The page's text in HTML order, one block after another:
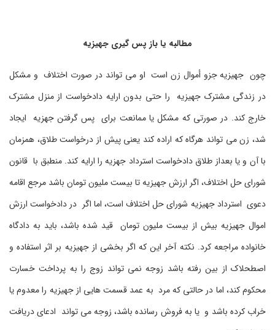
مطالبه یا باز پس گیری جهیزیه
چون جهیزیه جزو أموال زن است او می تواند در صورت اختلاف و مشکل
در زندگی مشترک جهیزیه را حتی بدون ارایه دادخواست از منزل مشترک
خارج کند. در صورتی که مشکل یا ممانعت برای پس گرفتن جهزیه ایجاد
شد، زن می تواند هرگاه که اراده کند یعنی پیش از درخواست طلاق، همزمان
با آن و یا بعداز طلاق دادخواست استرداد جهزیه را ارایه کند. منطبق با قانون
شورای حل اختلاف، اگر ارزش جهیزیه تا بیست ملیون تومان باشد مرجع اقامه
دعوی استرداد جهیزیه شورای حل اختلاف است، اما اگر در دادخواست ارزش
اموال جهیزیه بیش از بیست ملیون تومان قید شده باشد، باید به دادگاه
خانواده مراجعه کرد. نکته آخر این که اگر بخشی از جهیزیه بر اثر استفاده و
اصطحلاک از بین رفته باشد زوجه نمی تواند زوج را به پرداخت خسارت
محکوم کند، اما در حالتی که مرد به عمد قسمت هایی از جهیزیه را معدوم یا
خراب کرده باشد و یا به فروش رسانده باشد، زوجه می تواند ادعای دریافت